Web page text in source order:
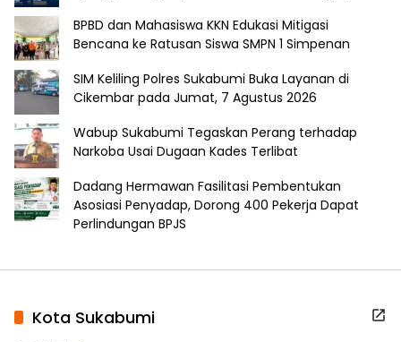
BPBD dan Mahasiswa KKN Edukasi Mitigasi
Bencana ke Ratusan Siswa SMPN 1 Simpenan
SIM Keliling Polres Sukabumi Buka Layanan di
Cikembar pada Jumat, 7 Agustus 2026
Wabup Sukabumi Tegaskan Perang terhadap
Narkoba Usai Dugaan Kades Terlibat
Dadang Hermawan Fasilitasi Pembentukan
Asosiasi Penyadap, Dorong 400 Pekerja Dapat
Perlindungan BPJS
Kota Sukabumi